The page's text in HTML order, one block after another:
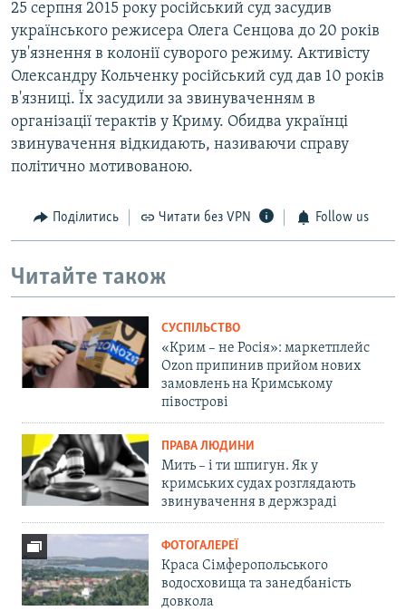
25 серпня 2015 року російський суд засудив
українського режисера Олега Сенцова до 20 років
ув'язнення в колонії суворого режиму. Активісту
Олександру Кольченку російський суд дав 10 років
в'язниці. Їх засудили за звинуваченням в
організації терактів у Криму. Обидва українці
звинувачення відкидають, називаючи справу
політично мотивованою.
Поділитись Читати без VPN Follow us
Читайте також
СУСПІЛЬСТВО
«Крим – не Росія»: маркетплейс
Ozon припинив прийом нових
замовлень на Кримському
півострові
ПРАВА ЛЮДИНИ
Мить – і ти шпигун. Як у
кримських судах розглядають
звинувачення в держзраді
ФОТОГАЛЕРЕЇ
Краса Сімферопольського
водосховища та занедбаність
довкола